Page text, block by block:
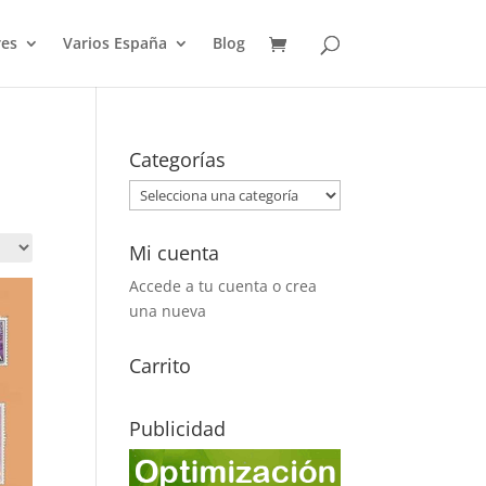
Varios España Blog
Categorías
Mi cuenta
Accede a tu cuenta o crea
una nueva
Carrito
Publicidad